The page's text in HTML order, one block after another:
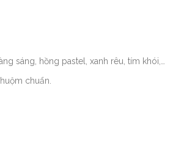
sáng, hồng pastel, xanh rêu, tím khói,…
chuẩn.